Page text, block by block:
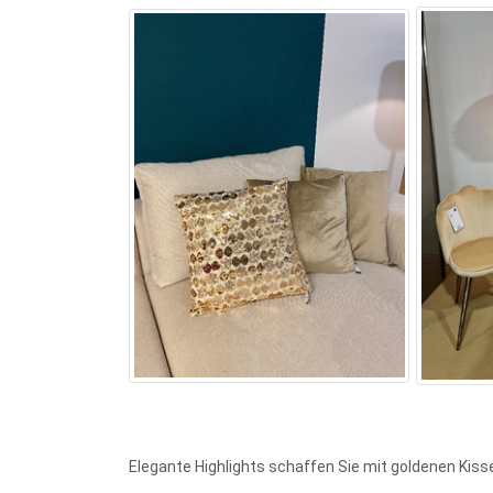
Elegante Highlights schaffen Sie mit goldenen